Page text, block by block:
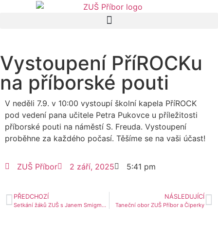
Vystoupení PříROCKu
na příborské pouti
V neděli 7.9. v 10:00 vystoupí školní kapela PříROCK
pod vedení pana učitele Petra Pukovce u příležitosti
příborské pouti na náměstí S. Freuda. Vystoupení
proběhne za každého počasí. Těšíme se na vaši účast!
ZUŠ Příbor 2 září, 2025 5:41 pm
PŘEDCHOZÍ
Setkání žáků ZUŠ s Janem Smigmatorem
NÁSLEDUJÍCÍ
Taneční obor ZUŠ Příbor a Čiperky